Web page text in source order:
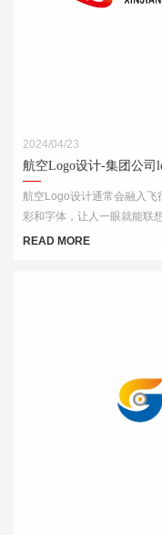
2024/04/23
航空Logo设计-集团公司
航空Logo设计通常会融入飞
彩和字体，让人一眼就能联
READ MORE